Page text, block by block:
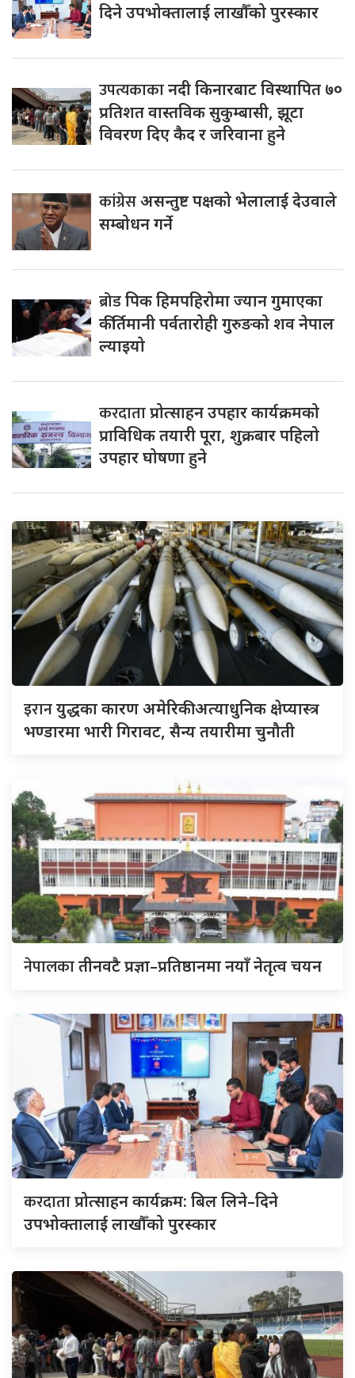
दिने उपभोक्तालाई लाखौँको पुरस्कार
उपत्यकाकानदी किनारबाट विस्थापित ७०
प्रतिशत वास्तविक सुकुम्बासी, झूटा
विवरण दिए कैद र जरिवाना हुने
कांग्रेसअसन्तुष्ट पक्षको भेलालाई देउवाले
सम्बोधन गर्ने
ब्रोडपिक हिमपहिरोमा ज्यान गुमाएका
कीर्तिमानी पर्वतारोही गुरुङको शव नेपाल
ल्याइयो
करदाताप्रोत्साहन उपहार कार्यक्रमको
प्राविधिक तयारी पूरा, शुक्रबार पहिलो
उपहार घोषणा हुने
इरानयुद्धका कारण अमेरिकी अत्याधुनिक क्षेप्यास्त्र
भण्डारमा भारी गिरावट, सैन्य तयारीमा चुनौती
नेपालकातीनवटै प्रज्ञा–प्रतिष्ठानमा नयाँ नेतृत्व चयन
करदाताप्रोत्साहन कार्यक्रम: बिल लिने–दिने
उपभोक्तालाई लाखौँको पुरस्कार